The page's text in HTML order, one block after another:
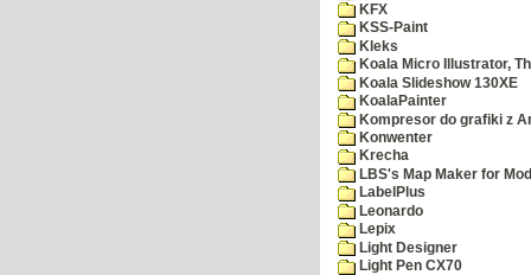
KFX
KSS-Paint
Kleks
Koala Micro Illustrator,
Koala Slideshow 130XE
KoalaPainter
Kompresor do grafiki z
Konwenter
Krecha
LBS's Map Maker for
LabelPlus
Leonardo
Lepix
Light Designer
Light Pen CX70